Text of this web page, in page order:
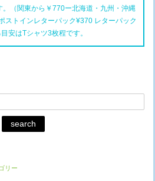
。（関東から￥770ー北海道・九州・沖縄
ストインレターパック¥370 レターパック
安はTシャツ3枚程です。
search
リー